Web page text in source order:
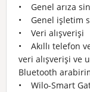
• Genel arıza
• Genel işletim
• Veri alışverişi
• Akıllı telefon
veri alışverişi ve
Bluetooth
• Wilo-Smart